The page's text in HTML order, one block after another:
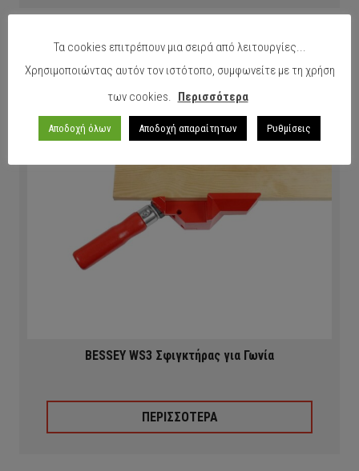
BESSEY WS3 Σφιγκτήρας για Γωνία
ΠΕΡΙΣΣΟΤΕΡΑ
Τα cookies επιτρέπουν μια σειρά από λειτουργίες...
Χρησιμοποιώντας αυτόν τον ιστότοπο, συμφωνείτε με τη χρήση
των cookies.
Περισσότερα
Αποδοχή όλων Αποδοχή απαραίτητων Ρυθμίσεις